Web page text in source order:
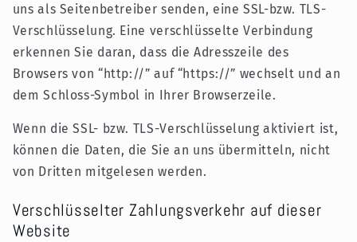
uns als Seitenbetreiber senden, eine SSL-bzw. TLS-
Verschlüsselung. Eine verschlüsselte Verbindung
erkennen Sie daran, dass die Adresszeile des
Browsers von “http://” auf “https://” wechselt und an
dem Schloss-Symbol in Ihrer Browserzeile.
Wenn die SSL- bzw. TLS-Verschlüsselung aktiviert ist,
können die Daten, die Sie an uns übermitteln, nicht
von Dritten mitgelesen werden.
Verschlüsselter Zahlungsverkehr auf dieser
Website